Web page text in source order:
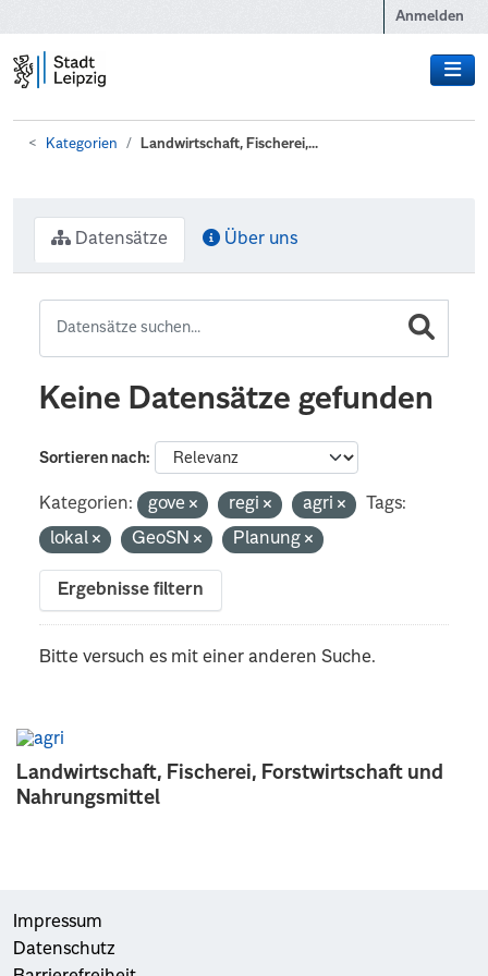
Anmelden
Kategorien Landwirtschaft, Fischerei,...
Landwirtschaft, Fischerei, Forstwirtschaft und
Nahrungsmittel
Datensätze Über uns
Keine Datensätze gefunden
Sortieren nach
Kategorien: gove regi agri
Tags:
lokal
GeoSN Planung
Ergebnisse filtern
Bitte versuch es mit einer anderen Suche.
Impressum
Datenschutz